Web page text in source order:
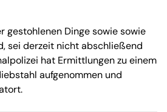
gestohlenen Dinge sowie sowie
sei derzeit nicht abschließend
hat Ermittlungen zu einem
aufgenommen und